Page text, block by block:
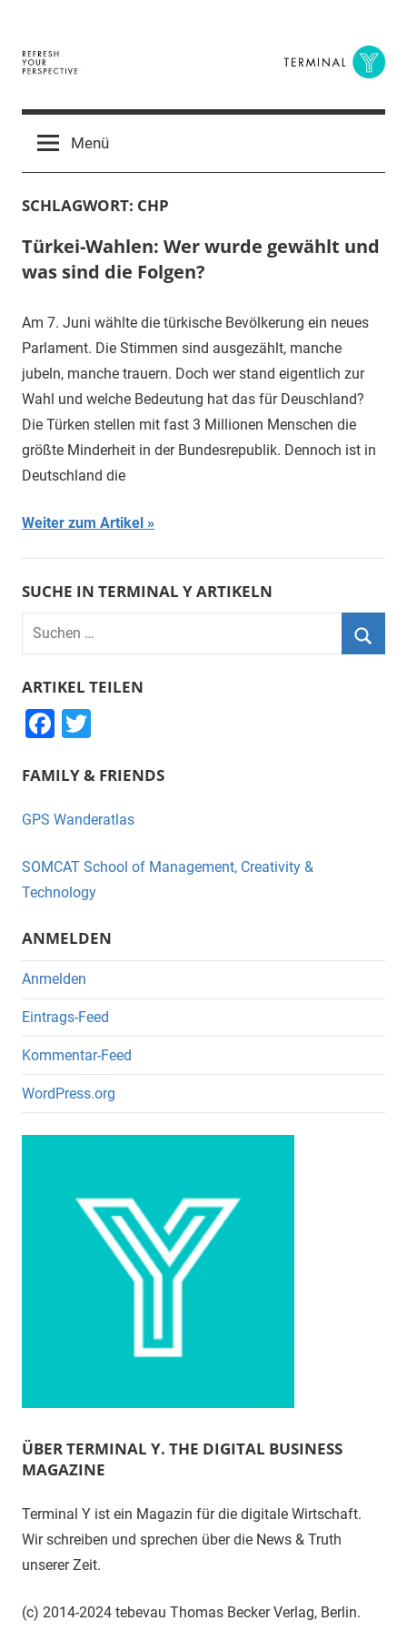
springen
Terminal
Y
Digital
BusinessMenü
SCHLAGWORT: CHP
Türkei-Wahlen: Wer wurde gewählt und
was sind die Folgen?
Am 7. Juni wählte die türkische Bevölkerung ein neues
Parlament. Die Stimmen sind ausgezählt, manche
jubeln, manche trauern. Doch wer stand eigentlich zur
Wahl und welche Bedeutung hat das für Deuschland?
Die Türken stellen mit fast 3 Millionen Menschen die
größte Minderheit in der Bundesrepublik. Dennoch ist in
Deutschland die
Weiter zum Artikel
SUCHE IN TERMINAL Y ARTIKELN
Suchen
nach:
ARTIKEL TEILEN
F
c
e
o
o
k
tt
er
FAMILY & FRIENDS
GPS Wanderatlas
SOMCAT School of Management, Creativity &
Technology
ANMELDEN
Anmelden
Eintrags-Feed
Kommentar-Feed
WordPress.org
ÜBER TERMINAL Y. THE DIGITAL BUSINESS
MAGAZINE
Terminal Y ist ein Magazin für die digitale Wirtschaft.
Wir schreiben und sprechen über die News & Truth
unserer Zeit.
(c) 2014-2024 tebevau Thomas Becker Verlag, Berlin.